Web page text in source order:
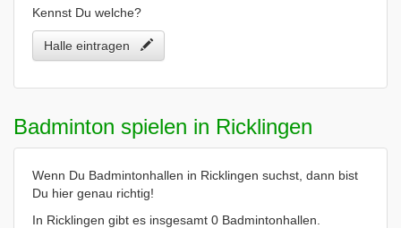
Kennst Du welche?
Halle eintragen
Badminton spielen in Ricklingen
Wenn Du Badmintonhallen in Ricklingen suchst, dann bist
Du hier genau richtig!
In Ricklingen gibt es insgesamt 0 Badmintonhallen.